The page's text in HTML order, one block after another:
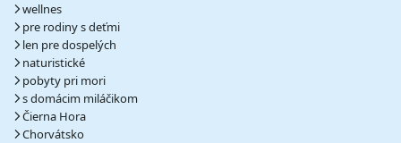
wellnes
pre rodiny s deťmi
len pre dospelých
naturistické
pobyty pri mori
s domácim miláčikom
Čierna Hora
Chorvátsko